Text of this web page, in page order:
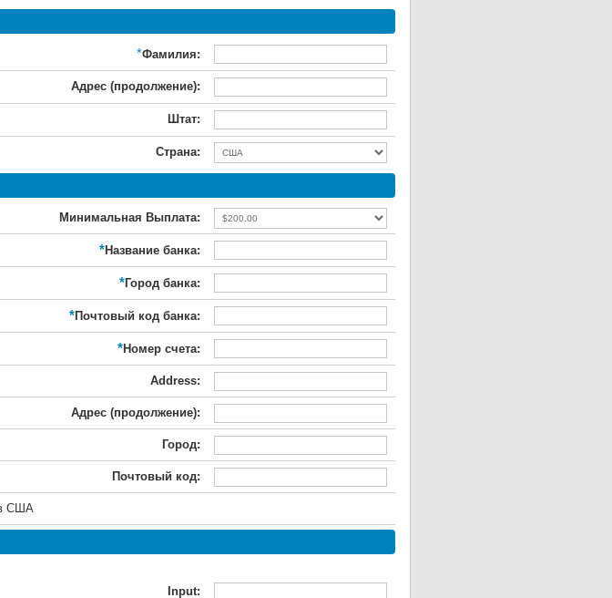
*Фамилия:
Адрес (продолжение):
Штат:
Страна:
Минимальная Выплата:
*Название банка:
*Город банка:
*Почтовый код банка:
*Номер счета:
Address:
Адрес (продолжение):
Город:
Почтовый код:
США
Input: